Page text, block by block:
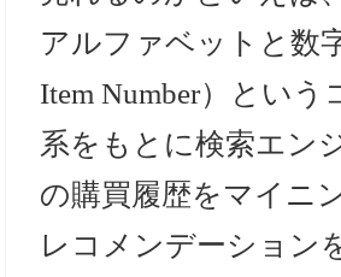
アルファベットと数
Item Number）とい
系をもとに検索エン
の購買履歴をマイニ
レコメンデーション